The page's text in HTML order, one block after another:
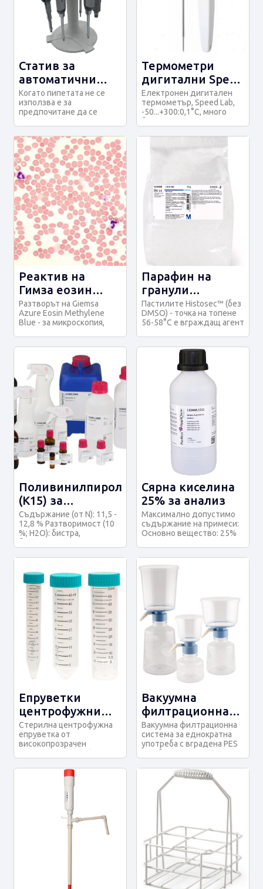
Статив за
автоматични
пипети - въртящ
Когато пипетата не се
използва е за
предпочитане да се
Термометри
дигитални Speed
​​Lab от - 50 до +
300:0,1 С
Електронен дигитален
термометър, Speed ​​Lab,
-50...+300:0,1°C, много
Реактив на
Гимза еозин
метиленово
синьо за
микроскопия
Разтворът на Giemsa
Azure Eosin Methylene
Blue - за микроскопия,
Парафин на
гранули
Histosec™ (без
DMSO)
Пастилите Histosec™ (без
DMSO) - точка на топене
56-58°C е вграждащ агент
Поливинилпиролидон
(K15) за
биохимия
Съдържание (от N): 11,5 -
12,8 % Разтворимост (10
%; H2O): бистра,
Сярна киселина
25% за анализ
Максимално допустимо
съдържание на примеси:
Основно вещество: 25%
Епруветки
центрофужни
CLEARLine®
Стерилна центрофужна
епруветка от
високопрозрачен
полиетилен...
Вакуумна
филтрационна
система за
еднократна
употреба с
вградена PES
мембрана
Вакуумна филтрационна
система за еднократна
употреба с вградена PES